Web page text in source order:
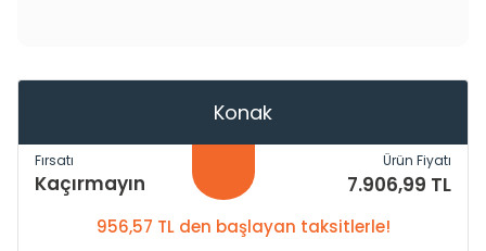
Konak
Fırsatı
Kaçırmayın
Ürün Fiyatı
7.906,99 TL
956,57 TL den başlayan taksitlerle!